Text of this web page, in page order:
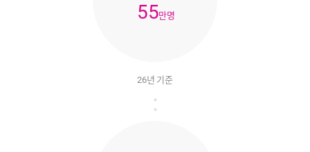
55만명
26년 기준